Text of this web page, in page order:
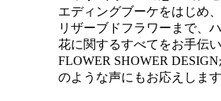
エディングブーケをはじめ
リザーブドフラワーまで、
花に関するすべてをお手伝い
FLOWER SHOWER
のような声にもお応えします